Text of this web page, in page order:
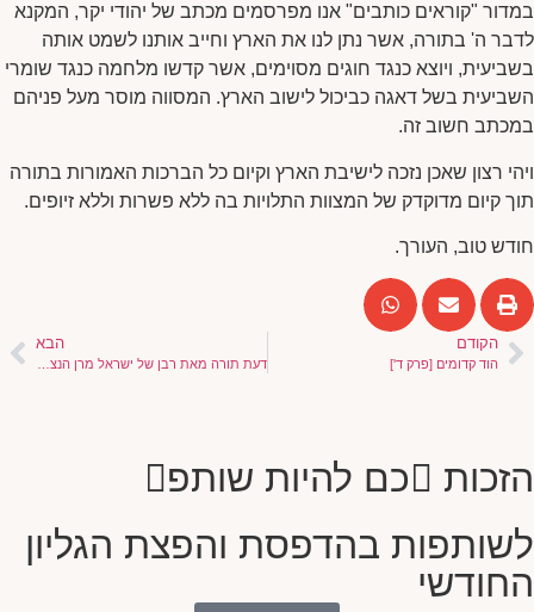
במדור "קוראים כותבים" אנו מפרסמים מכתב של יהודי יקר, המקנא
לדבר ה' בתורה, אשר נתן לנו את הארץ וחייב אותנו לשמט אותה
בשביעית, ויוצא כנגד חוגים מסוימים, אשר קדשו מלחמה כנגד שומרי
השביעית בשל דאגה כביכול לישוב הארץ. המסווה מוסר מעל פניהם
במכתב חשוב זה.
ויהי רצון שאכן נזכה לישיבת הארץ וקיום כל הברכות האמורות בתורה
תוך קיום מדוקדק של המצוות התלויות בה ללא פשרות וללא זיופים.
חודש טוב, העורך.
הקודם
הוד קדומים [פרק ד']
הבא
דעת תורה מאת רבן של ישראל מרן הנצי"ב מוולאז'ין
הזכות כם להיות שותפ
לשותפות בהדפסת והפצת הגליון
החודשי